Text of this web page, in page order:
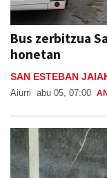
Bus zerbitzua
honetan
SAN ESTEBAN
Aiurri abu 05, 07:00